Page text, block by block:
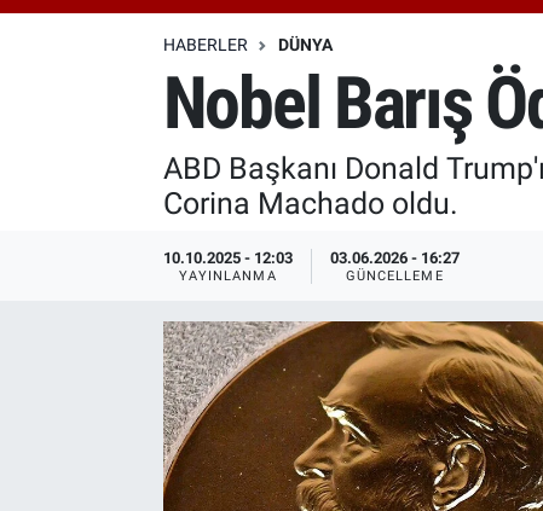
HABERLER DÜNYA
Nobel Barış
ABD Başkanı Donald
Corina Machado oldu.
10.10.2025 - 12:03
YAYINLANMA
03.06.2026 - 16:27
GÜNCELLEME
Özel Haberler
Özel Haberler
Haber Arşivi